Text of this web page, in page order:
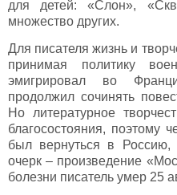
для детей: «Слон»,
множество других.
Для писателя жизнь и
принимая политику
эмигрировал во
продолжил сочинять
Но литературное
благосостояния, поэтому
был вернуться в Россию,
очерк – произведение
болезни писатель умер 25